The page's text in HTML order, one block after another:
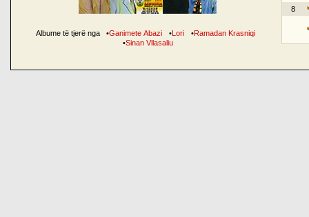
Albume të tjerë nga •Ganimete Abazi •Lori •Ramadan Krasniqi
•Sinan Vllasaliu
8